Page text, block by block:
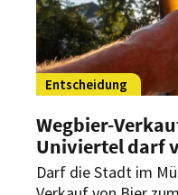
Entscheidung
Wegbier-
Univiertel darf
Darf die Stadt im